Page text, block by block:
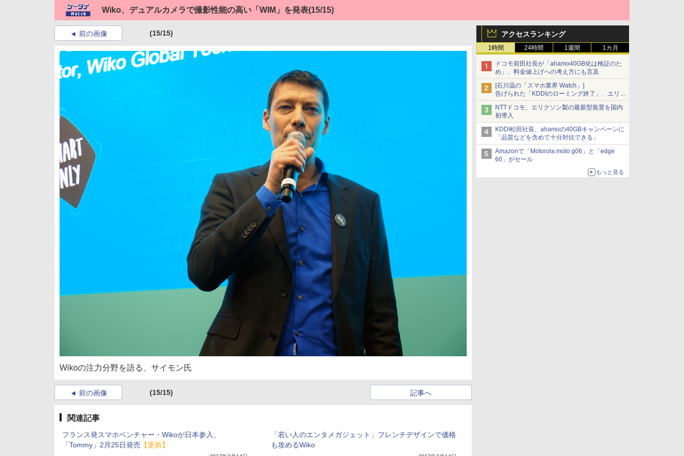
Wiko、デュアルカメラで撮影性能の高い「WIM」を発表(15/15)
アクセスランキング
1時間 24時間 1週間 1カ月
ドコモ前田社長が「ahamo40GB化は検証のた
め」、料金値上げへの考え方にも言及
[石川温の「スマホ業界 Watch」]
告げられた「KDDIのローミング終了」、エリア
マップの落とし穴と楽天モバイルの課題
NTTドコモ、エリクソン製の最新型装置を国内
初導入
KDDI松田社長、ahamoの40GBキャンペーンに
「品質などを含めて十分対抗できる」
Amazonで「Motorola moto g06」と「edge
60」がセール
もっと見る
前の画像 (15/15)
Wikoの注力分野を語る、サイモン氏
前の画像 (15/15) 記事へ
関連記事
フランス発スマホベンチャー・Wikoが日本参入、
「Tommy」2月25日発売 【更新】
「若い人のエンタメガジェット」フレンチデザインで価格
も攻めるWiko